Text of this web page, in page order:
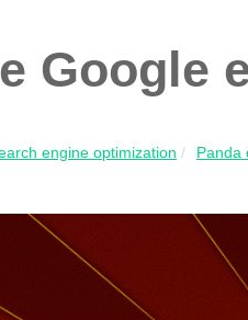
Google
engine optimization Panda